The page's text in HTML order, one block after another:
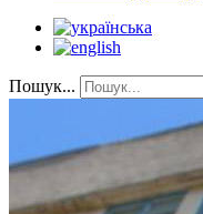
Пошук...